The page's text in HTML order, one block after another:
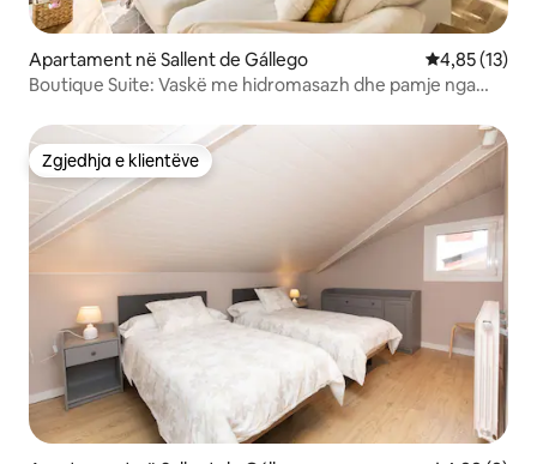
Apartament në Sallent de Gállego Vlerësimi
4,85 (13)
Boutique Suite: Vaskë me hidromasazh dhe pamje nga
Zgjedhja e klientëve
Zgjedhja e klientëve